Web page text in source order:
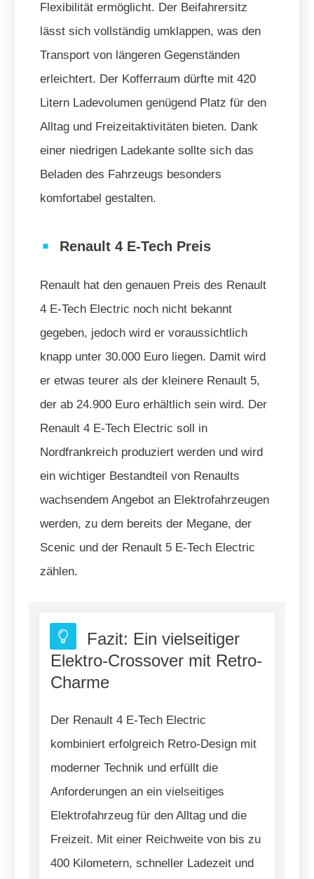
Flexibilität ermöglicht. Der Beifahrersitz
lässt sich vollständig umklappen, was den
Transport von längeren Gegenständen
erleichtert. Der Kofferraum dürfte mit 420
Litern Ladevolumen genügend Platz für den
Alltag und Freizeitaktivitäten bieten. Dank
einer niedrigen Ladekante sollte sich das
Beladen des Fahrzeugs besonders
komfortabel gestalten.
Renault 4 E-Tech Preis
Renault hat den genauen Preis des Renault
4 E-Tech Electric noch nicht bekannt
gegeben, jedoch wird er voraussichtlich
knapp unter 30.000 Euro liegen. Damit wird
er etwas teurer als der kleinere Renault 5,
der ab 24.900 Euro erhältlich sein wird. Der
Renault 4 E-Tech Electric soll in
Nordfrankreich produziert werden und wird
ein wichtiger Bestandteil von Renaults
wachsendem Angebot an Elektrofahrzeugen
werden, zu dem bereits der Megane, der
Scenic und der Renault 5 E-Tech Electric
zählen.
Fazit: Ein vielseitiger
Elektro-Crossover mit Retro-
Charme
Der Renault 4 E-Tech Electric
kombiniert erfolgreich Retro-Design mit
moderner Technik und erfüllt die
Anforderungen an ein vielseitiges
Elektrofahrzeug für den Alltag und die
Freizeit. Mit einer Reichweite von bis zu
400 Kilometern, schneller Ladezeit und